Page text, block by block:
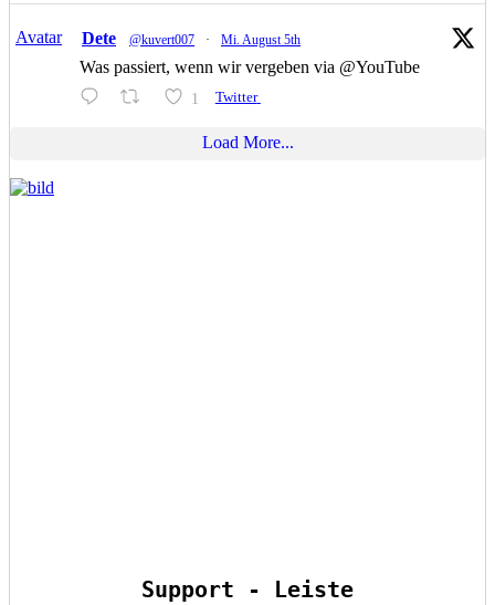
Avatar Dete @kuvert007 · Mi. August 5th
Was passiert, wenn wir vergeben via @YouTube
1 Twitter
Load More...
Support - Leiste